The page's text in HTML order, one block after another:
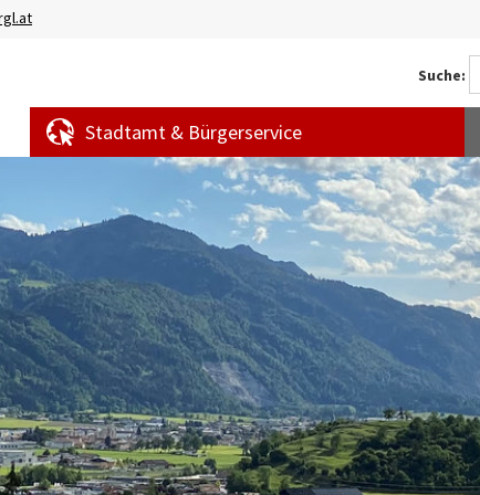
Suche:
Stadtamt & Bürgerservice
Amtstafel
Veranstaltungen
Bürgermeldungen